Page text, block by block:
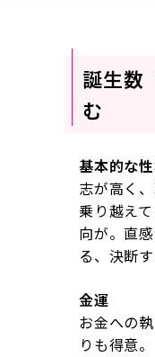
誕生数
む
基本的な
志が高く
乗り越え
向が。直
る、決断
金運
お金への
りも得意。